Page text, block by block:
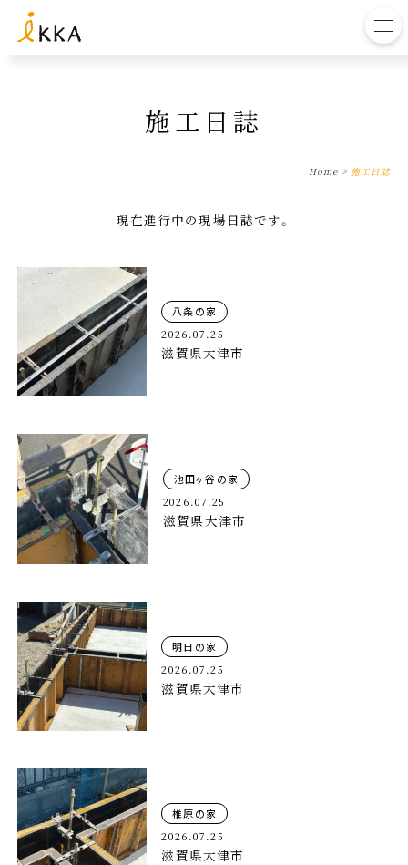
施工日誌
Home > 施工日誌
現在進行中の現場日誌です。
八条の家
2026.07.25
滋賀県大津市
池田ヶ谷の家
2026.07.25
滋賀県大津市
明日の家
2026.07.25
滋賀県大津市
椎原の家
2026.07.25
滋賀県大津市